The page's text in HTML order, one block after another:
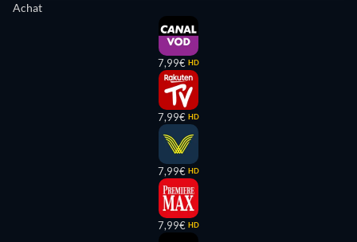
Achat
7,99€ HD
7,99€ HD
7,99€ HD
7,99€ HD